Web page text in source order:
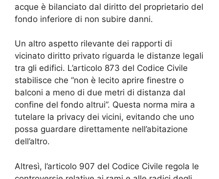
acque è bilanciato dal diritto del proprietario del
fondo inferiore di non subire danni.
Un altro aspetto rilevante dei rapporti di
vicinato diritto privato riguarda le distanze legali
tra gli edifici. L’articolo 873 del Codice Civile
stabilisce che “non è lecito aprire finestre o
balconi a meno di due metri di distanza dal
confine del fondo altrui”. Questa norma mira a
tutelare la privacy dei vicini, evitando che uno
possa guardare direttamente nell’abitazione
dell’altro.
Altresì, l’articolo 907 del Codice Civile regola le